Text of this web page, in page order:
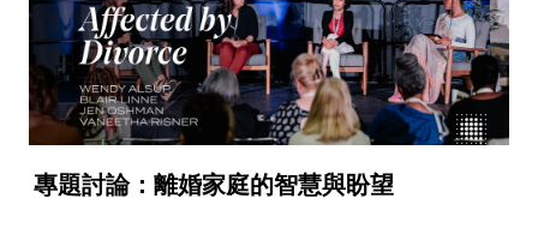
專題討論：離婚家庭的智慧與盼望